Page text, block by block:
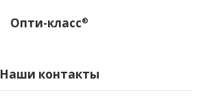
Опти-класс®
Наши контакты